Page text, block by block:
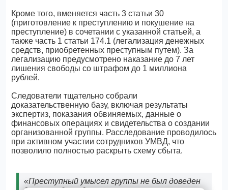
Кроме того, вменяется часть 3 статьи 30
(приготовление к преступлению и покушение на
преступление) в сочетании с указанной статьей, а
также часть 1 статьи 174.1 (легализация денежных
средств, приобретенных преступным путем). За
легализацию предусмотрено наказание до 7 лет
лишения свободы со штрафом до 1 миллиона
рублей.
Следователи тщательно собрали
доказательственную базу, включая результаты
экспертиз, показания обвиняемых, данные о
финансовых операциях и свидетельства о создании
организованной группы. Расследование проводилось
при активном участии сотрудников УМВД, что
позволило полностью раскрыть схему сбыта.
«Преступный умысел группы не был доведен